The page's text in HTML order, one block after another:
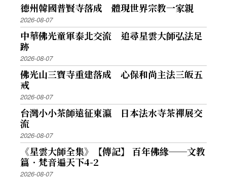
德州韓國普賢寺落成 體現世界宗教一家親
2026-08-07
中華佛光童軍泰北交流 追尋星雲大師弘法足
跡
2026-08-07
佛光山三寶寺重建落成 心保和尚主法三皈五
戒
2026-08-07
台灣小小茶師遠征東瀛 日本法水寺茶禪展交
流
2026-08-07
《星雲大師全集》【傳記】 百年佛緣──文教
篇．梵音遍天下4-2
2026-08-07